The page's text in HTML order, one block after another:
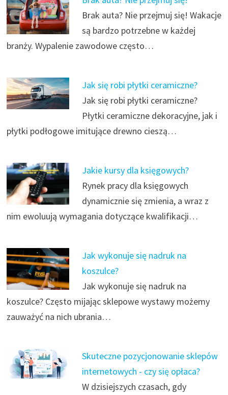
Brak auta? Nie przejmuj się! Wakacje
są bardzo potrzebne w każdej
branży. Wypalenie zawodowe często…
Jak się robi płytki ceramiczne?
Jak się robi płytki ceramiczne?
Płytki ceramiczne dekoracyjne, jak i
płytki podłogowe imitujące drewno cieszą…
Jakie kursy dla księgowych?
Rynek pracy dla księgowych
dynamicznie się zmienia, a wraz z
nim ewoluują wymagania dotyczące kwalifikacji…
Jak wykonuje się nadruk na
koszulce?
Jak wykonuje się nadruk na
koszulce? Często mijając sklepowe wystawy możemy
zauważyć na nich ubrania…
Skuteczne pozycjonowanie sklepów
internetowych - czy się opłaca?
W dzisiejszych czasach, gdy